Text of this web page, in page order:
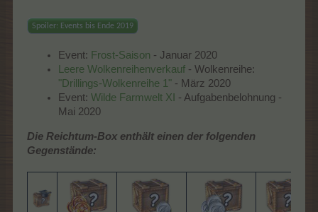
Spoiler: Events bis Ende 2019
Event: Frost-Saison - Januar 2020
Leere Wolkenreihenverkauf - Wolkenreihe:
"Drillings-Wolkenreihe 1" - März 2020
Event: Wilde Farmwelt XI
- Aufgabenbelohnung -
Mai 2020
Die Reichtum-Box enthält einen der folgenden
Gegenstände: